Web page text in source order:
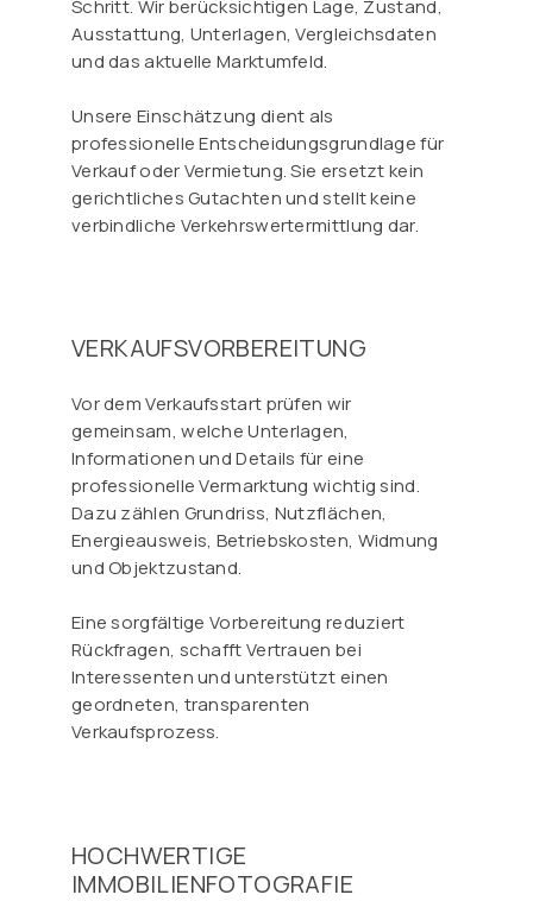
Schritt. Wir berücksichtigen Lage, Zustand,
Ausstattung, Unterlagen, Vergleichsdaten
und das aktuelle Marktumfeld.
Unsere Einschätzung dient als
professionelle Entscheidungsgrundlage für
Verkauf oder Vermietung. Sie ersetzt kein
gerichtliches Gutachten und stellt keine
verbindliche Verkehrswertermittlung dar.
VERKAUFSVORBEREITUNG
Vor dem Verkaufsstart prüfen wir
gemeinsam, welche Unterlagen,
Informationen und Details für eine
professionelle Vermarktung wichtig sind.
Dazu zählen Grundriss, Nutzflächen,
Energieausweis, Betriebskosten, Widmung
und Objektzustand.
Eine sorgfältige Vorbereitung reduziert
Rückfragen, schafft Vertrauen bei
Interessenten und unterstützt einen
geordneten, transparenten
Verkaufsprozess.
HOCHWERTIGE
IMMOBILIENFOTOGRAFIE